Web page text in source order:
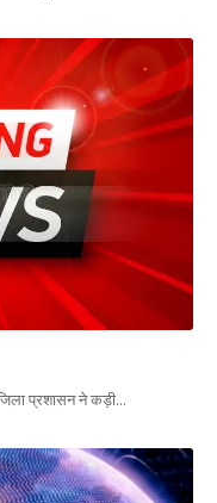
प्रशासन ने कड़ी…